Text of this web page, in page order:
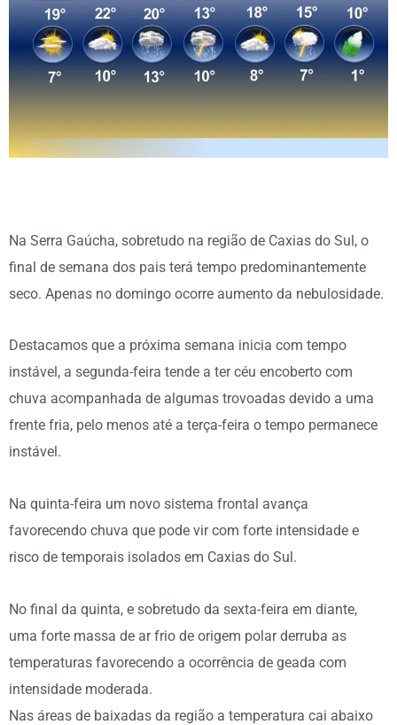
Na Serra Gaúcha, sobretudo na região de Caxias do Sul, o
final de semana dos pais terá tempo predominantemente
seco. Apenas no domingo ocorre aumento da nebulosidade.
Destacamos que a próxima semana inicia com tempo
instável, a segunda-feira tende a ter céu encoberto com
chuva acompanhada de algumas trovoadas devido a uma
frente fria, pelo menos até a terça-feira o tempo permanece
instável.
Na quinta-feira um novo sistema frontal avança
favorecendo chuva que pode vir com forte intensidade e
risco de temporais isolados em Caxias do Sul.
No final da quinta, e sobretudo da sexta-feira em diante,
uma forte massa de ar frio de origem polar derruba as
temperaturas favorecendo a ocorrência de geada com
intensidade moderada.
Nas áreas de baixadas da região a temperatura cai abaixo